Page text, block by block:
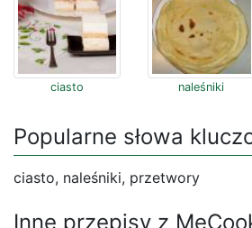
ciasto naleśniki
Popularne słowa
ciasto, naleśniki, przetwory
Inne przepisy z